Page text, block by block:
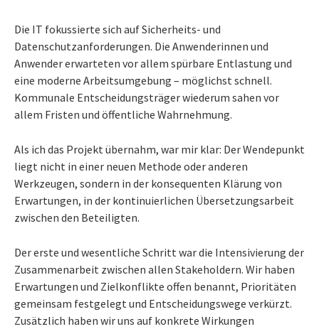
Die IT fokussierte sich auf Sicherheits- und
Datenschutzanforderungen. Die Anwenderinnen und
Anwender erwarteten vor allem spürbare Entlastung und
eine moderne Arbeitsumgebung – möglichst schnell.
Kommunale Entscheidungsträger wiederum sahen vor
allem Fristen und öffentliche Wahrnehmung.
Als ich das Projekt übernahm, war mir klar: Der Wendepunkt
liegt nicht in einer neuen Methode oder anderen
Werkzeugen, sondern in der konsequenten Klärung von
Erwartungen, in der kontinuierlichen Übersetzungsarbeit
zwischen den Beteiligten.
Der erste und wesentliche Schritt war die Intensivierung der
Zusammenarbeit zwischen allen Stakeholdern. Wir haben
Erwartungen und Zielkonflikte offen benannt, Prioritäten
gemeinsam festgelegt und Entscheidungswege verkürzt.
Zusätzlich haben wir uns auf konkrete Wirkungen